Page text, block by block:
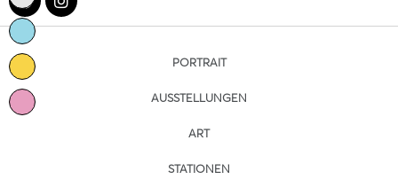
PORTRAIT
AUSSTELLUNGEN
ART
STATIONEN